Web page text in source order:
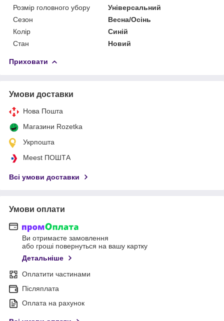
Розмір головного убору
Універсальний
Сезон
Весна/Осінь
Колір
Синій
Стан
Новий
Приховати
Умови доставки
Нова Пошта
Магазини Rozetka
Укрпошта
Meest ПОШТА
Всі умови доставки
Умови оплати
Ви отримаєте замовлення
або гроші повернуться на вашу картку
Детальніше
Оплатити частинами
Післяплата
Оплата на рахунок